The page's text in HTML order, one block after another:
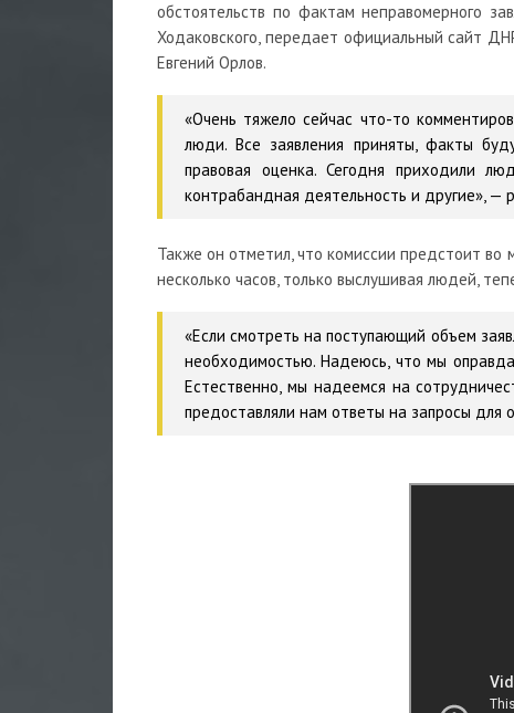
обстоятельств по фактам неправомерного
Ходаковского, передает официальный сайт
Евгений Орлов.
«Очень тяжело сейчас что-то
люди. Все заявления приняты, факты
правовая оценка. Сегодня приходили
контрабандная деятельность и другие», —
Также он отметил, что комиссии предстоит во
несколько часов, только выслушивая людей,
«Если смотреть на поступающий объем
необходимостью. Надеюсь, что мы
Естественно, мы надеемся на
предоставляли нам ответы на запросы для